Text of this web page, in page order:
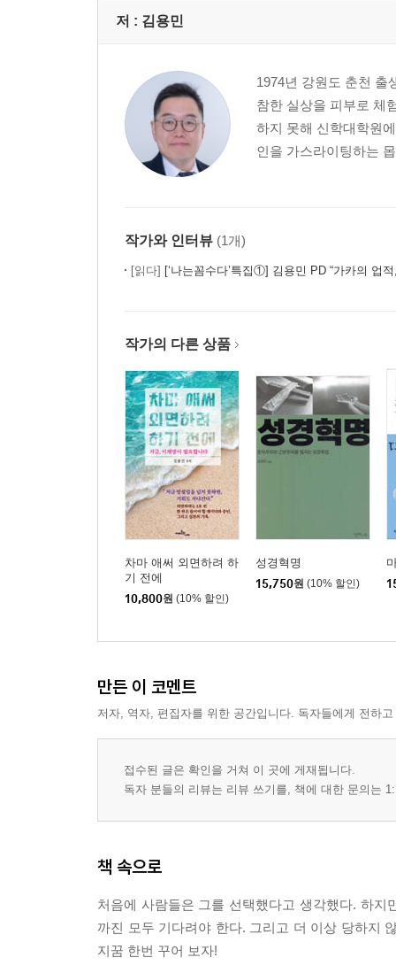
저 : 김용민
1974년 강원도 춘천 출
참한 실상을 피부로 체
하지 못해 신학대학원
인을 가스라이팅하는
작가와 인터뷰 (1개)
[읽다] [‘나는꼼수다’특집①] 김용민 PD “가카의 업적, ‘정
작가의 다른 상품
차마 애써 외면하려 하
기 전에
10,800원 (10% 할인)
성경혁명
15,750원 (10% 할인)
만든 이 코멘트
저자, 역자, 편집자를 위한 공간입니다. 독자들에게 전하
접수된 글은 확인을 거쳐 이 곳에 게재됩니다.
독자 분들의 리뷰는 리뷰 쓰기를, 책에 대한 문의는
책 속으로
처음에 사람들은 그를 선택했다고 생각했다. 하
까진 모두 기다려야 한다. 그리고 더 이상 당하지
지꿈 한번 꾸어 보자!